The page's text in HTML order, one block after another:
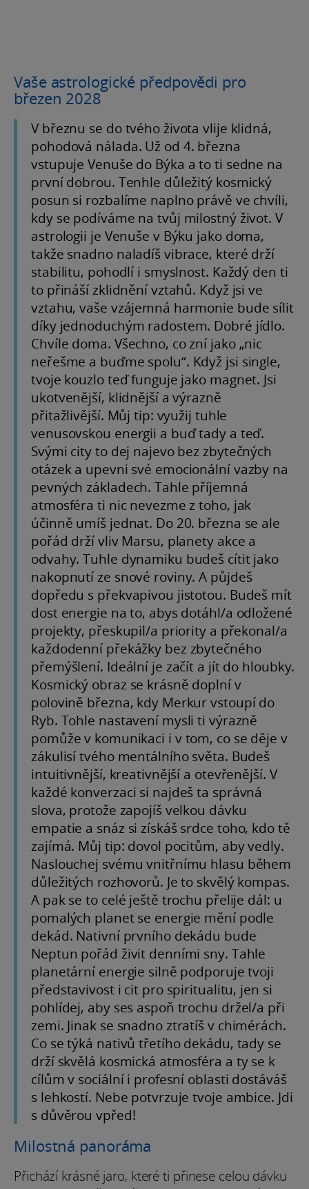
Vaše astrologické předpovědi pro
březen 2028
V březnu se do tvého života vlije klidná,
pohodová nálada. Už od 4. března
vstupuje Venuše do Býka a to ti sedne na
první dobrou. Tenhle důležitý kosmický
posun si rozbalíme naplno právě ve chvíli,
kdy se podíváme na tvůj milostný život. V
astrologii je Venuše v Býku jako doma,
takže snadno naladíš vibrace, které drží
stabilitu, pohodlí i smyslnost. Každý den ti
to přináší zklidnění vztahů. Když jsi ve
vztahu, vaše vzájemná harmonie bude sílit
díky jednoduchým radostem. Dobré jídlo.
Chvíle doma. Všechno, co zní jako „nic
neřešme a buďme spolu“. Když jsi single,
tvoje kouzlo teď funguje jako magnet. Jsi
ukotvenější, klidnější a výrazně
přitažlivější. Můj tip: využij tuhle
venusovskou energii a buď tady a teď.
Svými city to dej najevo bez zbytečných
otázek a upevni své emocionální vazby na
pevných základech. Tahle příjemná
atmosféra ti nic nevezme z toho, jak
účinně umíš jednat. Do 20. března se ale
pořád drží vliv Marsu, planety akce a
odvahy. Tuhle dynamiku budeš cítit jako
nakopnutí ze snové roviny. A půjdeš
dopředu s překvapivou jistotou. Budeš mít
dost energie na to, abys dotáhl/a odložené
projekty, přeskupil/a priority a překonal/a
každodenní překážky bez zbytečného
přemýšlení. Ideální je začít a jít do hloubky.
Kosmický obraz se krásně doplní v
polovině března, kdy Merkur vstoupí do
Ryb. Tohle nastavení mysli ti výrazně
pomůže v komunikaci i v tom, co se děje v
zákulisí tvého mentálního světa. Budeš
intuitivnější, kreativnější a otevřenější. V
každé konverzaci si najdeš ta správná
slova, protože zapojíš velkou dávku
empatie a snáz si získáš srdce toho, kdo tě
zajímá. Můj tip: dovol pocitům, aby vedly.
Naslouchej svému vnitřnímu hlasu během
důležitých rozhovorů. Je to skvělý kompas.
A pak se to celé ještě trochu přelije dál: u
pomalých planet se energie mění podle
dekád. Nativní prvního dekádu bude
Neptun pořád živit denními sny. Tahle
planetární energie silně podporuje tvoji
představivost i cit pro spiritualitu, jen si
pohlídej, aby ses aspoň trochu držel/a při
zemi. Jinak se snadno ztratíš v chimérách.
Co se týká nativů třetího dekádu, tady se
drží skvělá kosmická atmosféra a ty se k
cílům v sociální i profesní oblasti dostáváš
s lehkostí. Nebe potvrzuje tvoje ambice. Jdi
s důvěrou vpřed!
Milostná panoráma
Přichází krásné jaro, které ti přinese celou dávku